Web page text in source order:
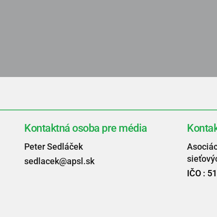
Kontaktná osoba pre média
Peter Sedláček
sedlacek@apsl.sk
IČO :